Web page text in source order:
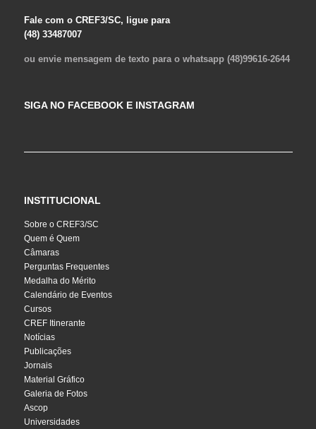
Fale com o CREF3/SC, ligue para
(48) 33487007
ou envie mensagem de texto para o whatsapp (48)99616-2644
SIGA NO FACEBOOK E INSTAGRAM
INSTITUCIONAL
Sobre o CREF3/SC
Quem é Quem
Câmaras
Perguntas Frequentes
Medalha do Mérito
Calendário de Eventos
Cursos
CREF Itinerante
Notícias
Publicações
Jornais
Material Gráfico
Galeria de Fotos
Ascop
Universidades